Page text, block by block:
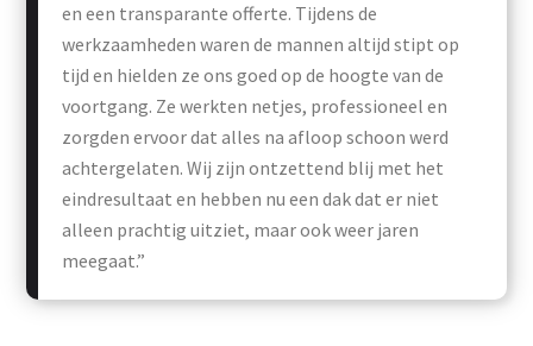
en een transparante offerte. Tijdens de
werkzaamheden waren de mannen altijd stipt op
tijd en hielden ze ons goed op de hoogte van de
voortgang. Ze werkten netjes, professioneel en
zorgden ervoor dat alles na afloop schoon werd
achtergelaten. Wij zijn ontzettend blij met het
eindresultaat en hebben nu een dak dat er niet
alleen prachtig uitziet, maar ook weer jaren
meegaat.”